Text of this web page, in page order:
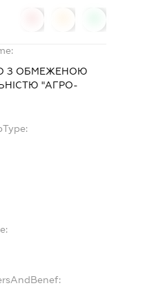
З ОБМЕЖЕНОЮ
"АГРО-